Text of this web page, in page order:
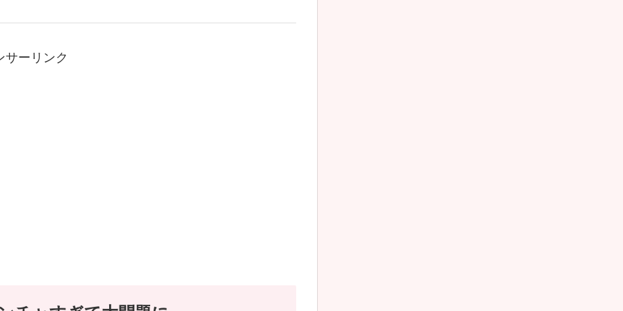
サーリンク